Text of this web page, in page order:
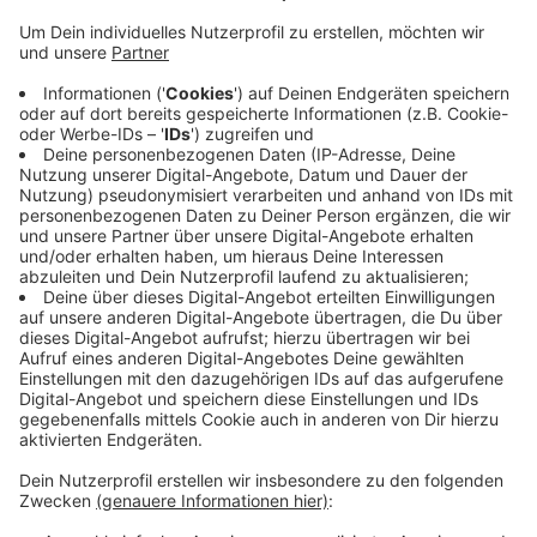
Anzeige
Abstimmung bis Ende September
Anzeige
Dotiert ist der Preis mit 10.000 Euro. Das Preisgeld
soll der Finanzierung von Fairen Handels Aktivitäten
vor Ort zu Gute kommen. Abgestimmt werden kann
noch bis Ende September.Den Link zur Abstimmung
findet Ihr hier.
Anzeige